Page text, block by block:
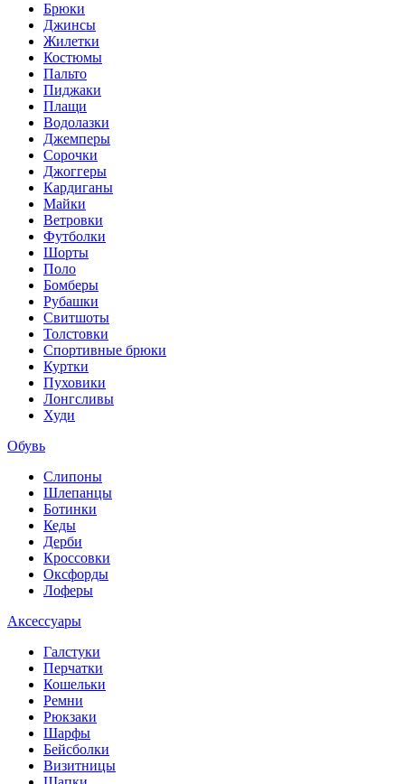
Брюки
Джинсы
Жилетки
Костюмы
Пальто
Пиджаки
Плащи
Водолазки
Джемперы
Сорочки
Джоггеры
Кардиганы
Майки
Ветровки
Футболки
Шорты
Поло
Бомберы
Рубашки
Свитшоты
Толстовки
Спортивные брюки
Куртки
Пуховики
Лонгсливы
Худи
Обувь
Слипоны
Шлепанцы
Ботинки
Кеды
Дерби
Кроссовки
Оксфорды
Лоферы
Аксессуары
Галстуки
Перчатки
Кошельки
Ремни
Рюкзаки
Шарфы
Бейсболки
Визитницы